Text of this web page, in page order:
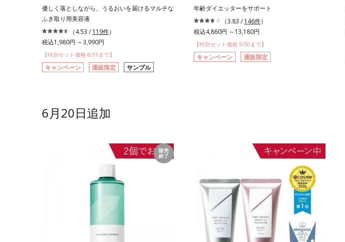
優しく落としながら、うるおいを届けるマルチな
ふき取り用美容液
（4.53 / 119件）
税込1,980円 ～3,990円
【特別セット価格 8/31まで】
キャンペーン 通販限定 サンプル
年齢ダイエッターをサポート
（3.83 / 146件）
税込4,860円 ～13,180円
【特別セット価格 9/30まで】
キャンペーン 通販限定
6月20日追加
販売
終了